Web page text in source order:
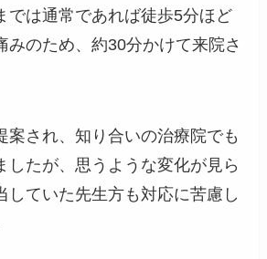
では通常であれば徒歩5分ほど
みのため、約30分かけて来院さ
案され、知り合いの治療院でも
したが、思うような変化が見ら
していた先生方も対応に苦慮し